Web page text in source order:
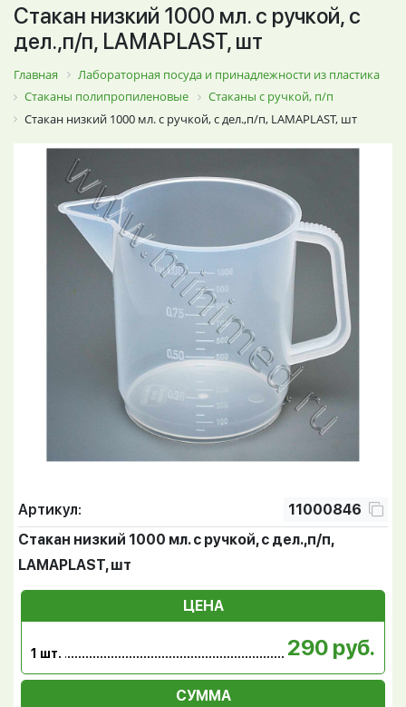
Стакан низкий 1000 мл. с ручкой, с
дел.,п/п, LAMAPLAST, шт
Главная
Лабораторная посуда и принадлежности из пластика
Стаканы полипропиленовые
Стаканы с ручкой, п/п
Стакан низкий 1000 мл. с ручкой, с дел.,п/п, LAMAPLAST, шт
Артикул:
11000846
Стакан низкий 1000 мл. с ручкой, с дел.,п/п,
LAMAPLAST, шт
ЦЕНА
1 шт. 290 руб.
СУММА